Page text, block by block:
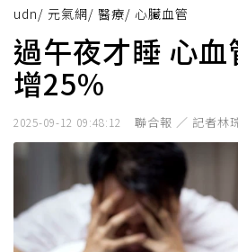
udn/ 元氣網/ 醫療/ 心臟血管
過午夜才睡 心
增25%
2025-09-12 09:48:12 聯合報 ／ 記者林